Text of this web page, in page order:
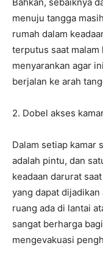
menuju tangga
rumah dalam
terputus saat malam
menyarankan agar
berjalan ke arah
2. Dobel akses
Dalam setiap kamar
adalah pintu, dan
keadaan darurat
yang dapat
ruang ada di lantai
sangat berharga
mengevakuasi